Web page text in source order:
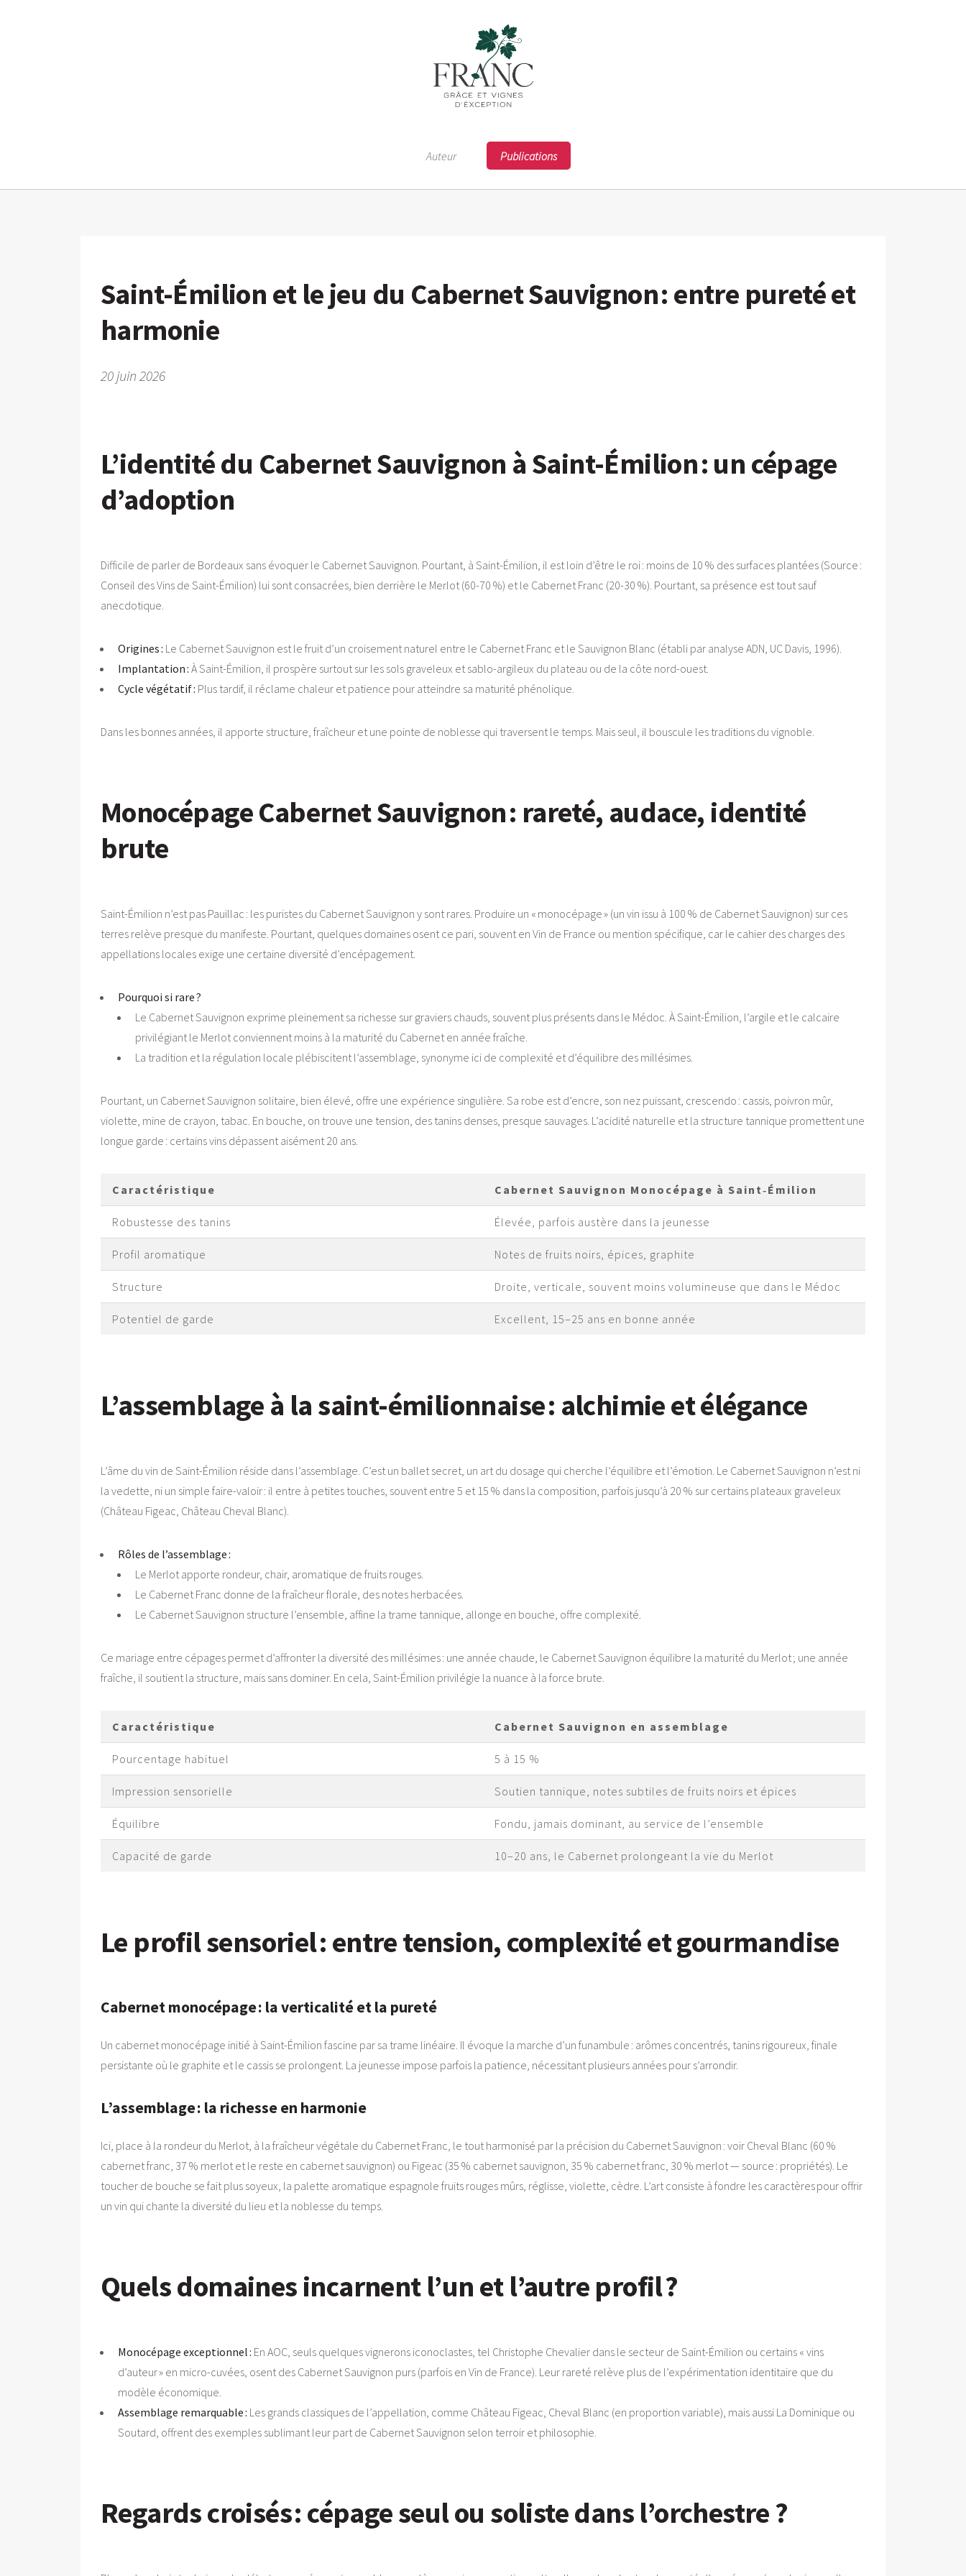
Auteur Publications
Saint-Émilion et le jeu du Cabernet Sauvignon : entre pureté et
harmonie
20 juin 2026
L’identité du Cabernet Sauvignon à Saint-Émilion : un cépage
d’adoption
Difficile de parler de Bordeaux sans évoquer le Cabernet Sauvignon. Pourtant, à Saint-Émilion, il est loin d’être le roi : moins de 10 % des surfaces plantées (Source :
Conseil des Vins de Saint-Émilion) lui sont consacrées, bien derrière le Merlot (60-70 %) et le Cabernet Franc (20-30 %). Pourtant, sa présence est tout sauf
anecdotique.
Origines : Le Cabernet Sauvignon est le fruit d’un croisement naturel entre le Cabernet Franc et le Sauvignon Blanc (établi par analyse ADN, UC Davis, 1996).
Implantation : À Saint-Émilion, il prospère surtout sur les sols graveleux et sablo-argileux du plateau ou de la côte nord-ouest.
Cycle végétatif : Plus tardif, il réclame chaleur et patience pour atteindre sa maturité phénolique.
Dans les bonnes années, il apporte structure, fraîcheur et une pointe de noblesse qui traversent le temps. Mais seul, il bouscule les traditions du vignoble.
Monocépage Cabernet Sauvignon : rareté, audace, identité
brute
Saint-Émilion n’est pas Pauillac : les puristes du Cabernet Sauvignon y sont rares. Produire un « monocépage » (un vin issu à 100 % de Cabernet Sauvignon) sur ces
terres relève presque du manifeste. Pourtant, quelques domaines osent ce pari, souvent en Vin de France ou mention spécifique, car le cahier des charges des
appellations locales exige une certaine diversité d’encépagement.
Pourquoi si rare ?
Le Cabernet Sauvignon exprime pleinement sa richesse sur graviers chauds, souvent plus présents dans le Médoc. À Saint-Émilion, l’argile et le calcaire
privilégiant le Merlot conviennent moins à la maturité du Cabernet en année fraîche.
La tradition et la régulation locale plébiscitent l’assemblage, synonyme ici de complexité et d’équilibre des millésimes.
Pourtant, un Cabernet Sauvignon solitaire, bien élevé, offre une expérience singulière. Sa robe est d’encre, son nez puissant, crescendo : cassis, poivron mûr,
violette, mine de crayon, tabac. En bouche, on trouve une tension, des tanins denses, presque sauvages. L’acidité naturelle et la structure tannique promettent une
longue garde : certains vins dépassent aisément 20 ans.
Caractéristique Cabernet Sauvignon Monocépage à Saint‑Émilion
Robustesse des tanins Élevée, parfois austère dans la jeunesse
Profil aromatique Notes de fruits noirs, épices, graphite
Structure Droite, verticale, souvent moins volumineuse que dans le Médoc
Potentiel de garde Excellent, 15–25 ans en bonne année
L’assemblage à la saint-émilionnaise : alchimie et élégance
L’âme du vin de Saint-Émilion réside dans l’assemblage. C’est un ballet secret, un art du dosage qui cherche l’équilibre et l’émotion. Le Cabernet Sauvignon n’est ni
la vedette, ni un simple faire-valoir : il entre à petites touches, souvent entre 5 et 15 % dans la composition, parfois jusqu’à 20 % sur certains plateaux graveleux
(Château Figeac, Château Cheval Blanc).
Rôles de l’assemblage :
Le Merlot apporte rondeur, chair, aromatique de fruits rouges.
Le Cabernet Franc donne de la fraîcheur florale, des notes herbacées.
Le Cabernet Sauvignon structure l’ensemble, affine la trame tannique, allonge en bouche, offre complexité.
Ce mariage entre cépages permet d’affronter la diversité des millésimes : une année chaude, le Cabernet Sauvignon équilibre la maturité du Merlot ; une année
fraîche, il soutient la structure, mais sans dominer. En cela, Saint-Émilion privilégie la nuance à la force brute.
Caractéristique Cabernet Sauvignon en assemblage
Pourcentage habituel 5 à 15 %
Impression sensorielle Soutien tannique, notes subtiles de fruits noirs et épices
Équilibre Fondu, jamais dominant, au service de l’ensemble
Capacité de garde 10–20 ans, le Cabernet prolongeant la vie du Merlot
Le profil sensoriel : entre tension, complexité et gourmandise
Cabernet monocépage : la verticalité et la pureté
Un cabernet monocépage initié à Saint-Émilion fascine par sa trame linéaire. Il évoque la marche d’un funambule : arômes concentrés, tanins rigoureux, finale
persistante où le graphite et le cassis se prolongent. La jeunesse impose parfois la patience, nécessitant plusieurs années pour s’arrondir.
L’assemblage : la richesse en harmonie
Ici, place à la rondeur du Merlot, à la fraîcheur végétale du Cabernet Franc, le tout harmonisé par la précision du Cabernet Sauvignon : voir Cheval Blanc (60 %
cabernet franc, 37 % merlot et le reste en cabernet sauvignon) ou Figeac (35 % cabernet sauvignon, 35 % cabernet franc, 30 % merlot — source : propriétés). Le
toucher de bouche se fait plus soyeux, la palette aromatique espagnole fruits rouges mûrs, réglisse, violette, cèdre. L’art consiste à fondre les caractères pour offrir
un vin qui chante la diversité du lieu et la noblesse du temps.
Quels domaines incarnent l’un et l’autre profil ?
Monocépage exceptionnel : En AOC, seuls quelques vignerons iconoclastes, tel Christophe Chevalier dans le secteur de Saint-Émilion ou certains « vins
d’auteur » en micro-cuvées, osent des Cabernet Sauvignon purs (parfois en Vin de France). Leur rareté relève plus de l’expérimentation identitaire que du
modèle économique.
Assemblage remarquable : Les grands classiques de l’appellation, comme Château Figeac, Cheval Blanc (en proportion variable), mais aussi La Dominique ou
Soutard, offrent des exemples sublimant leur part de Cabernet Sauvignon selon terroir et philosophie.
Regards croisés : cépage seul ou soliste dans l’orchestre ?